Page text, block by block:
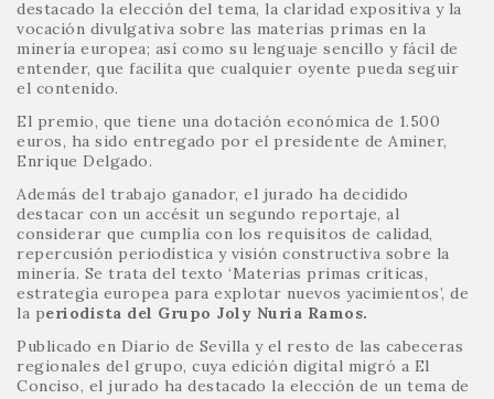
destacado la elección del tema, la claridad expositiva y la
vocación divulgativa sobre las materias primas en la
minería europea; así como su lenguaje sencillo y fácil de
entender, que facilita que cualquier oyente pueda seguir
el contenido.
El premio, que tiene una dotación económica de 1.500
euros, ha sido entregado por el presidente de Aminer,
Enrique Delgado.
Además del trabajo ganador, el jurado ha decidido
destacar con un accésit un segundo reportaje, al
considerar que cumplía con los requisitos de calidad,
repercusión periodística y visión constructiva sobre la
minería. Se trata del texto ‘Materias primas críticas,
estrategia europea para explotar nuevos yacimientos’, de
la periodista del Grupo Joly Nuria Ramos.
Publicado en Diario de Sevilla y el resto de las cabeceras
regionales del grupo, cuya edición digital migró a El
Conciso, el jurado ha destacado la elección de un tema de